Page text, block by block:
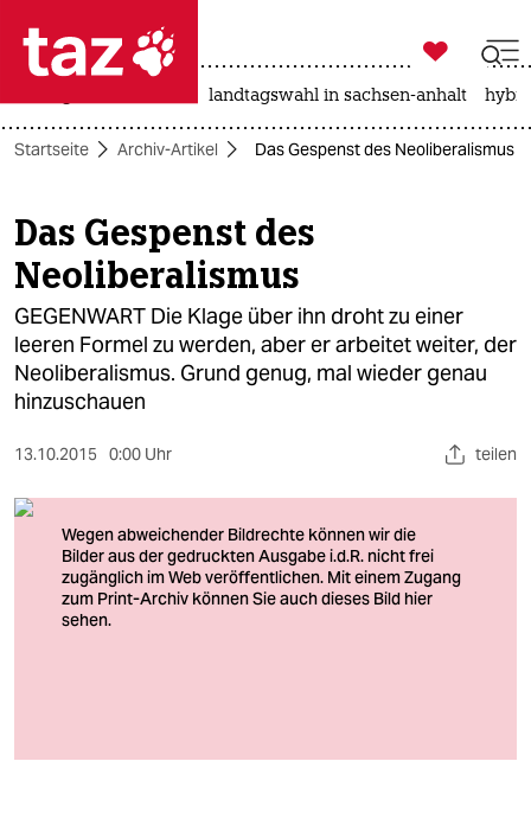
 taz zahl ich
taz zahl ich
themen
politik
öko
gesellschaft
berlin
nord

taz zahl ich
landtagswahl in sachsen-anhalt
Startseite Archiv-Artikel Das Gespenst des Neoliberalismus
Das Gespenst des
Neoliberalismus
GEGENWART Die Klage über ihn droht zu einer
leeren Formel zu werden, aber er arbeitet weiter, der
Neoliberalismus. Grund genug, mal wieder genau
hinzuschauen
13.10.2015 0:00 Uhr teilen